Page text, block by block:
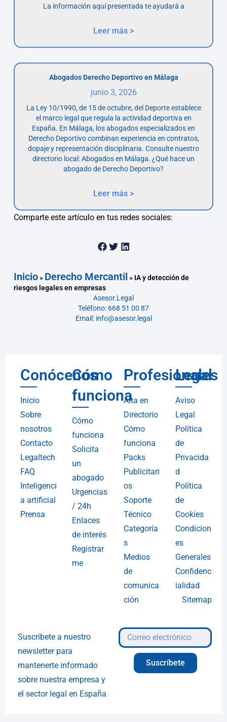
La información aquí presentada te ayudará a
Leer más >
Abogados Derecho Deportivo en Málaga
junio 3, 2026
La Ley 10/1990, de 15 de octubre, del Deporte establece
el marco legal que regula la actividad deportiva en
España. En Málaga, los abogados especializados en
Derecho Deportivo combinan experiencia en contratos,
dopaje y representación disciplinaria. Consulte nuestro
directorio local: Abogados en Málaga. ¿Qué hace un
abogado de Derecho Deportivo?
Leer más >
Comparte este artículo en tus redes sociales:
Inicio» Derecho Mercantil » IA y detección de
riesgos legales en empresas
Asesor.Legal
Teléfono: 668 51 00 87
Email: info@asesor.legal
Conócenos
Inicio
Sobre
nosotros
Contacto
Legaltech
FAQ
Inteligenci
a artificial
Prensa
Cómo
funciona
Cómo
funciona
Solicita
un
abogado
Urgencias
/ 24h
Enlaces
de interés
Registrar
me
Profesionales
Alta en
Directorio
Cómo
funciona
Packs
Publicitari
os
Soporte
Técnico
Categoría
s
Medios
de
comunica
ción
Legal
Aviso
Legal
Política
de
Privacida
d
Política
de
Cookies
Condicion
es
Generales
Confidenc
ialidad
Sitemap
Suscríbete a nuestro
newsletter para
mantenerte informado
sobre nuestra empresa y
el sector legal en España
Suscríbete